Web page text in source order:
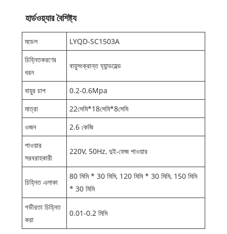
হার্ডওয়্যার বৈশিষ্ট্য
মডেল
LYQD-SC1503A
চিহ্নিতকরণের
ধরন
বায়ুসংক্রান্ত হ্যান্ডহেল্ড
বায়ুর চাপ
0.2-0.6Mpa
মাত্রা
22সেমি*18সেমি*8সেমি
ওজন
2.6 কেজি
পাওয়ার
সরবরাহকারী
220V, 50Hz, দুই-ফেজ পাওয়ার
চিহ্নিত এলাকা
80 মিমি * 30 মিমি, 120 মিমি * 30 মিমি, 150 মিমি
* 30 মিমি
গভীরতা চিহ্নিত
করা
0.01-0.2 মিমি